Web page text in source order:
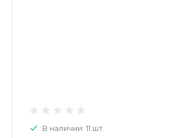
В наличии: 11 шт.